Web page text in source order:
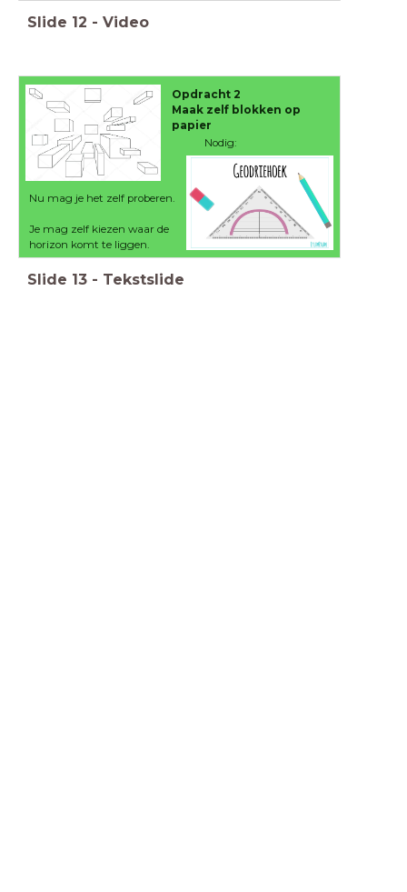
Slide 12 - Video
Opdracht 2
Maak zelf blokken op
papier
Nodig:
Nu mag je het zelf proberen.
Je mag zelf kiezen waar de
horizon komt te liggen.
Slide 13 - Tekstslide